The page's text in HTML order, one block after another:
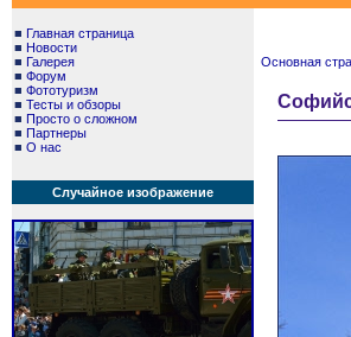
■ Главная страница
■ Новости
■ Галерея
■ Форум
■ Фототуризм
■ Тесты и обзоры
■ Просто о сложном
■ Партнеры
■ О нас
Случайное изображение
Основная